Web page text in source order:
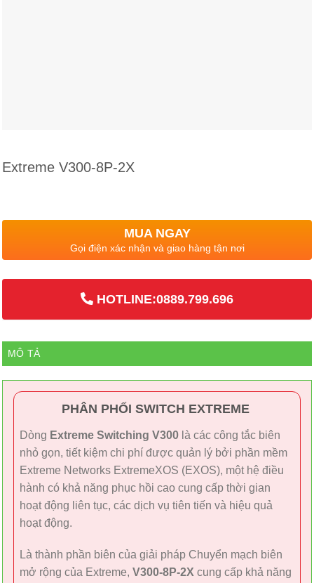
Extreme V300-8P-2X
MUA NGAY
Gọi điện xác nhận và giao hàng tận nơi
HOTLINE:0889.799.696
MÔ TẢ
PHÂN PHỐI SWITCH EXTREME
Dòng Extreme Switching V300 là các công tắc biên
nhỏ gọn, tiết kiệm chi phí được quản lý bởi phần mềm
Extreme Networks ExtremeXOS (EXOS), một hệ điều
hành có khả năng phục hồi cao cung cấp thời gian
hoạt động liên tục, các dịch vụ tiên tiến và hiệu quả
hoạt động.
Là thành phần biên của giải pháp Chuyển mạch biên
mở rộng của Extreme, V300-8P-2X cung cấp khả năng